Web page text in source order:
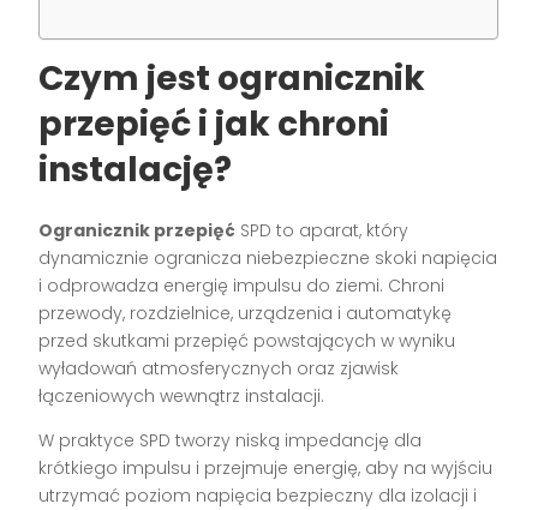
Czym jest ogranicznik
przepięć i jak chroni
instalację?
Ogranicznik przepięć SPD to aparat, który
dynamicznie ogranicza niebezpieczne skoki napięcia
i odprowadza energię impulsu do ziemi. Chroni
przewody, rozdzielnice, urządzenia i automatykę
przed skutkami przepięć powstających w wyniku
wyładowań atmosferycznych oraz zjawisk
łączeniowych wewnątrz instalacji.
W praktyce SPD tworzy niską impedancję dla
krótkiego impulsu i przejmuje energię, aby na wyjściu
utrzymać poziom napięcia bezpieczny dla izolacji i